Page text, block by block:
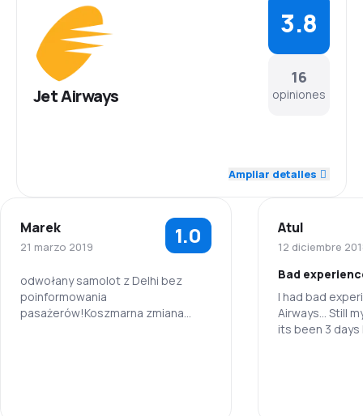
Jet Airways
16
opiniones
3.8
Red de conexiones
Precio del billete 3.9
Comodidad de viaje 3.7
Ampliar detalles
Marek
21 marzo 2019 1.0
odwołany samolot z Delhi bez
poinformowania
pasażerów!Koszmarna zmiana
Atul
12 diciembre
Bad
I had bad
Airways... Still
its been 3